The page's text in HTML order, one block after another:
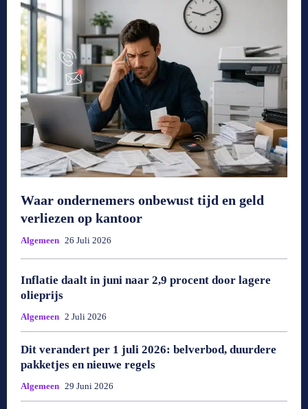
Waar ondernemers onbewust tijd en geld
verliezen op kantoor
Algemeen 26 Juli 2026
Inflatie daalt in juni naar 2,9 procent door lagere
olieprijs
Algemeen 2 Juli 2026
Dit verandert per 1 juli 2026: belverbod, duurdere
pakketjes en nieuwe regels
Algemeen 29 Juni 2026